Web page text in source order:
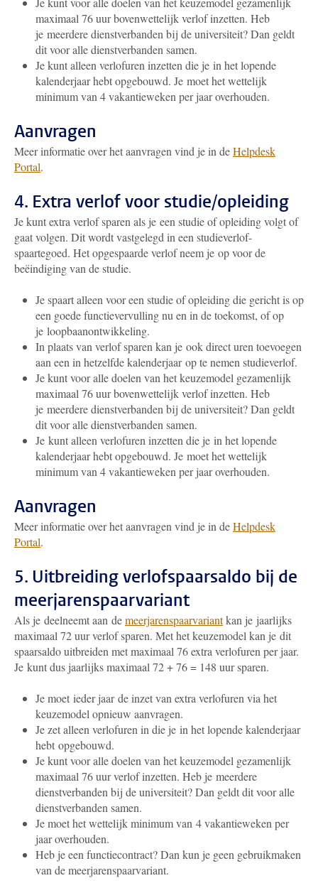
maximaal 76 uur bovenwettelijk verlof inzetten. Heb
je meerdere dienstverbanden bij de universiteit? Dan geldt
dit voor alle dienstverbanden samen.
Je kunt alleen verlofuren inzetten die je in het lopende
kalenderjaar hebt opgebouwd. Je moet het wettelijk
minimum van 4 vakantieweken per jaar overhouden.
Aanvragen
Meer informatie over het aanvragen vind je in deHelpdesk
Portal.
4. Extra verlof voor studie/opleiding
Je kunt extra verlof sparen als je een studie of opleiding volgt of
gaat volgen. Dit wordt vastgelegd in een studieverlof-
spaartegoed. Het opgespaarde verlof neem je op voor de
beëindiging van de studie.
Je spaart alleen voor een studie of opleiding die gericht is op
een goede functievervulling nu en in de toekomst, of op
je loopbaanontwikkeling.
In plaats van verlof sparen kan je ook direct uren toevoegen
aan een in hetzelfde kalenderjaar op te nemen studieverlof.
Je kunt voor alle doelen van het keuzemodel gezamenlijk
maximaal 76 uur bovenwettelijk verlof inzetten. Heb
je meerdere dienstverbanden bij de universiteit? Dan geldt
dit voor alle dienstverbanden samen.
Je kunt alleen verlofuren inzetten die je in het lopende
kalenderjaar hebt opgebouwd. Je moet het wettelijk
minimum van 4 vakantieweken per jaar overhouden.
Aanvragen
Meer informatie over het aanvragen vind je in deHelpdesk
Portal.
5. Uitbreiding verlofspaarsaldo bij de
meerjarenspaarvariant
Als je deelneemt aan demeerjarenspaarvariantkan je jaarlijks
maximaal 72 uur verlof sparen. Met het keuzemodel kan je dit
spaarsaldo uitbreiden met maximaal 76 extra verlofuren per jaar.
Je kunt dus jaarlijks maximaal 72 + 76 = 148 uur sparen.
Je moet ieder jaar de inzet van extra verlofuren via het
keuzemodel opnieuw aanvragen.
Je zet alleen verlofuren in die je in het lopende kalenderjaar
hebt opgebouwd.
Je kunt voor alle doelen van het keuzemodel gezamenlijk
maximaal 76 uur verlof inzetten. Heb je meerdere
dienstverbanden bij de universiteit? Dan geldt dit voor alle
dienstverbanden samen.
Je moet het wettelijk minimum van 4 vakantieweken per
jaar overhouden.
Heb je een functiecontract? Dan kun je geen gebruikmaken
van de meerjarenspaarvariant.